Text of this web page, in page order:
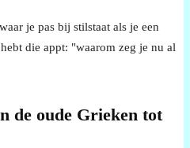
je pas bij stilstaat als je een
die appt: "waarom zeg je nu al
de oude Grieken tot